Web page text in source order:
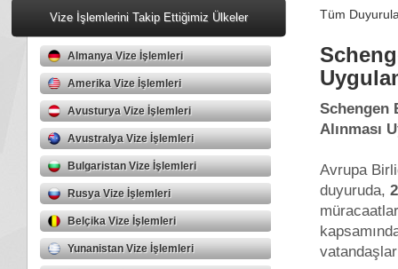
Vize İşlemlerini Takip Ettiğimiz Ülkeler
Almanya Vize İşlemleri
Amerika Vize İşlemleri
Avusturya Vize İşlemleri
Avustralya Vize İşlemleri
Bulgaristan Vize İşlemleri
Rusya Vize İşlemleri
Belçika Vize İşlemleri
Yunanistan Vize İşlemleri
Tüm
Schengen
Alınması
Avrupa
duyuruda,